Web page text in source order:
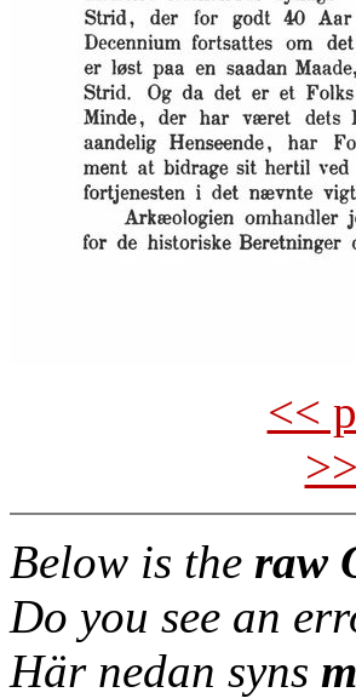
<<
Below is the raw
Do you see an
Här nedan syns